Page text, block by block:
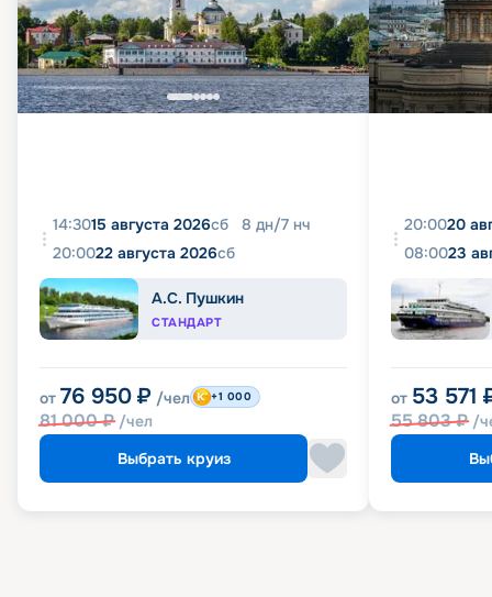
14:3015 августа 2026сб 8 дн/7 нч
20:0022 августа 2026сб
А.С. Пушкин
СТАНДАРТ
от 76 950 ₽ /чел
81 000₽ /чел
+1 000
Выбрать круиз
20:0020
08:0023
от 53 571
55 803₽ /